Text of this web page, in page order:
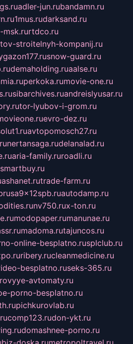
adler-jun.rubandamn.ru
1mus.rudarksand.ru
msk.rurtdco.ru
stroitelnyh-kompanij.ru
snow-guard.ru
demaholding.ruaalse.ru
perkoka.rumovie-one.ru
sibarchives.ruandreislyusar.ru
tor-lyubov-i-grom.ru
evro-dez.ru
avtopomosch27.ru
nertansaga.rudelanalad.ru
aria-family.ruroadli.ru
ashanet.rutrade-farm.ru
autodamp.ru
nv750.rux-ton.ru
modopaper.rumanunae.ru
madoma.rutajuncos.ru
online-besplatno.rusplclub.ru
ribery.rucleanmedicine.ru
besplatno.ruseks-365.ru
avtomaty.ru
porno-besplatno.ru
pichkurovlab.ru
comp123.rudon-ykt.ru
domashnee-porno.ru